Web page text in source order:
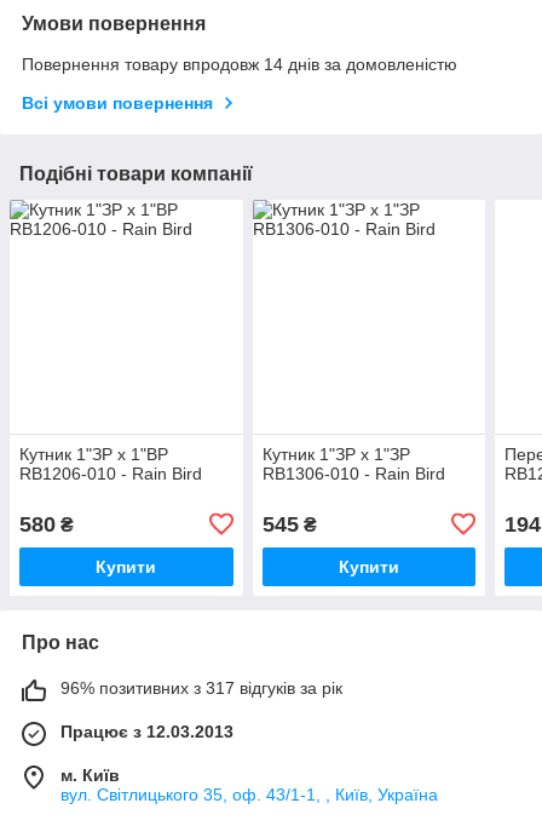
Умови повернення
Повернення товару впродовж 14 днів за домовленістю
Всі умови повернення
Подібні товари компанії
Кутник 1"ЗР х 1"ВР
RB1206-010 - Rain Bird
580 ₴
Купити
Кутник 1"ЗР х 1"ЗР
RB1306-010 - Rain Bird
545₴
Купити
194
Про нас
96% позитивних з 317 відгуків за рік
Працює з 12.03.2013
м. Київ
вул. Світлицького 35, оф. 43/1-1, , Київ, Україна